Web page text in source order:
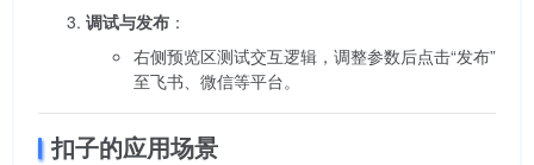
调试与发布 ：
右侧预览区测试交互逻辑，调整参数后点击“发布”
至飞书、微信等平台。
扣子的应用场景